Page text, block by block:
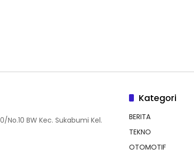
No.10 BW Kec. Sukabumi Kel.
Kategori
BERITA
TEKNO
OTOMOTIF